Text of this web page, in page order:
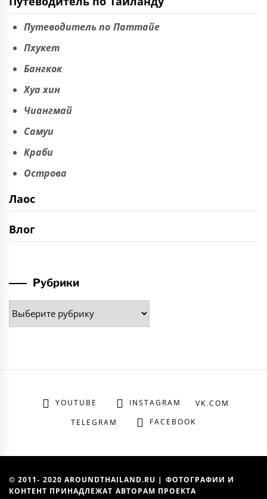
Путеводитель по Паттайе
Пхукет
Бангкок
Хуа хин
Чиангмай
Самуи
Краби
Острова
Лаос
Влог
Рубрики
Рубрики
YOUTUBE INSTAGRAM
VK.COM
TELEGRAM
FACEBOOK
© 2011- 2020 AROUNDTHAILAND.RU | ФОТОГРАФИИ И
КОНТЕНТ ПРИНАДЛЕЖАТ АВТОРАМ ПРОЕКТА